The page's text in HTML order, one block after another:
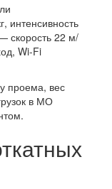
интенсивность
скорость 22 м/
Wi-Fi
проема, вес
в МО